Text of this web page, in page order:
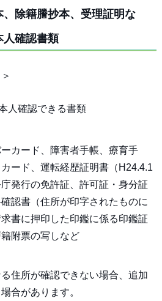
除籍謄抄本、受理証明な
人確認書類
カード、障害者手帳、療育手
ード、運転経歴証明書（H24.4.1
発行の免許証、許可証・身分証
認書（住所が印字されたものに
書に押印した印鑑に係る印鑑証
附票の写しなど
住所が確認できない場合、追加
合があります。